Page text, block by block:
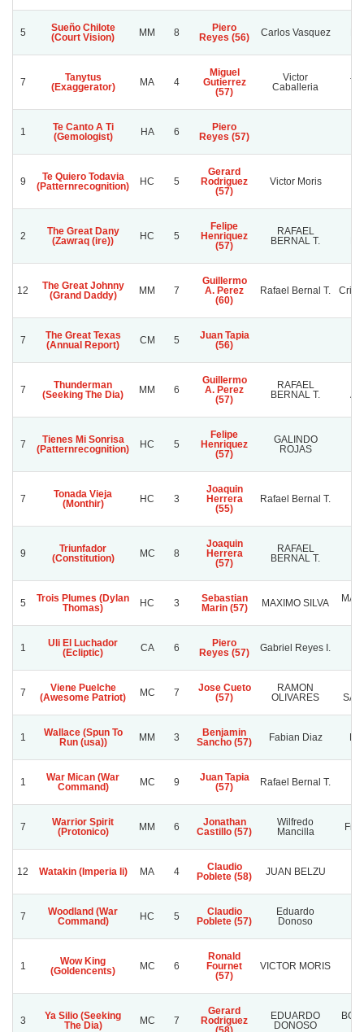
5
Sueño Chilote
(Court Vision)
MM 8
Piero
Reyes (56)
Carlos Vasquez
7
Tanytus
(Exaggerator)
MA 4
Miguel
Gutierrez
(57)
Victor
Caballeria
1
Te Canto A Ti
(Gemologist)
HA 6
Piero
Reyes (57)
9
Te Quiero Todavia
(Patternrecognition)
HC 5
Gerard
Rodriguez
(57)
Victor Moris
2
The Great Dany
(Zawraq (ire))
HC 5
Felipe
Henriquez
(57)
RAFAEL
BERNAL T.
12
The Great Johnny
(Grand Daddy)
MM 7
Guillermo
A. Perez
(60)
Rafael Bernal T.
7
The Great Texas
(Annual Report)
CM 5
Juan Tapia
(56)
7
Thunderman
(Seeking The Dia)
MM 6
Guillermo
A. Perez
(57)
RAFAEL
BERNAL T.
7
Tienes Mi Sonrisa
(Patternrecognition)
HC 5
Felipe
Henriquez
(57)
GALINDO
ROJAS
7
Tonada Vieja
(Monthir)
HC 3
Joaquin
Herrera
(55)
Rafael Bernal T.
9
Triunfador
(Constitution)
MC 8
Joaquin
Herrera
(57)
RAFAEL
BERNAL T.
5
Trois Plumes (Dylan
Thomas)
HC 3
Sebastian
Marin (57)
MAXIMO SILVA
1
Uli El Luchador
(Ecliptic)
CA 6
Piero
Reyes (57)
Gabriel Reyes I.
7
Viene Puelche
(Awesome Patriot)
MC 7
Jose Cueto
(57)
RAMON
OLIVARES
1
Wallace (Spun To
Run (usa))
MM 3
Benjamin
Sancho (57)
Fabian Diaz
1
War Mican (War
Command)
MC 9
Juan Tapia
(57)
Rafael Bernal T.
7
Warrior Spirit
(Protonico)
MM 6
Jonathan
Castillo (57)
Wilfredo
Mancilla
12 Watakin (Imperia Ii) MA 4
Claudio
Poblete (58)
JUAN BELZU
7
Woodland (War
Command)
HC 5
Claudio
Poblete (57)
Eduardo
Donoso
1
Wow King
(Goldencents)
MC 6
Ronald
Fournet
(57)
VICTOR MORIS
3
Ya Silio (Seeking
The Dia)
MC 7
Gerard
Rodriguez
EDUARDO
DONOSO